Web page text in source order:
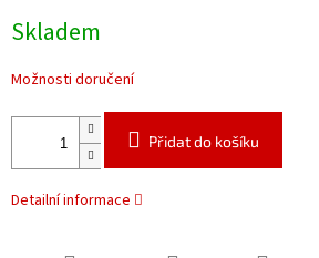
cena:
Skladem
Možnosti doručení
Přidat do košíku
Detailní informace